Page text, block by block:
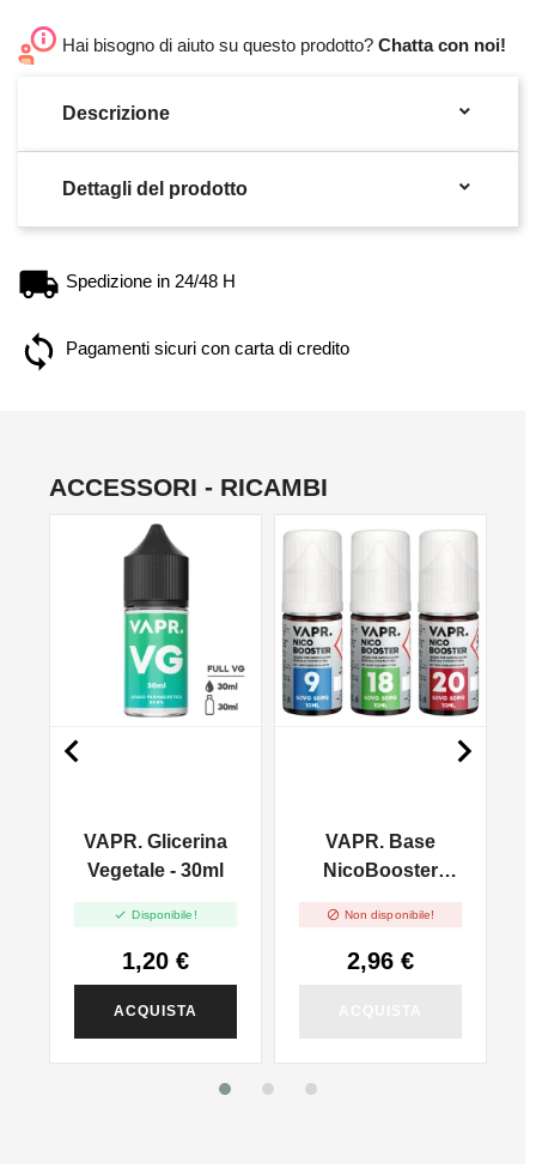
Hai bisogno di aiuto su questo prodotto? Chatta con noi!
Descrizione 
Dettagli del prodotto 
Spedizione in 24/48 H
Pagamenti sicuri con carta di credito
ACCESSORI - RICAMBI
VAPR. Glicerina
Vegetale - 30ml
 Disponibile!
1,20 €
ACQUISTA
VAPR. Base
NicoBooster
 Non disponibile!
2,96 €
 